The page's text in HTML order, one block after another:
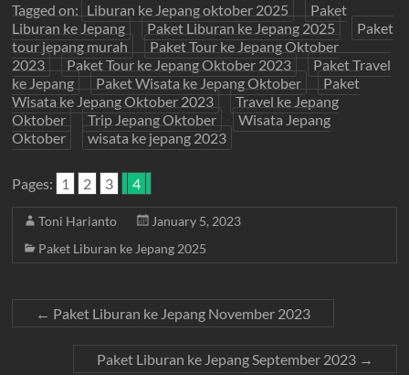
Tagged on: Liburan ke Jepang oktober 2025
Paket
Liburan ke Jepang
Paket Liburan ke Jepang 2025
Paket
tour jepang murah
Paket Tour ke Jepang Oktober
2023
Paket Tour ke Jepang Oktober 2023
Paket Travel
ke Jepang
Paket Wisata ke Jepang Oktober
Paket
Wisata ke Jepang Oktober 2023
Travel ke Jepang
Oktober
Trip Jepang Oktober
Wisata Jepang
Oktober
wisata ke jepang 2023
Pages: 1 2 3 4
Toni Harianto
January 5, 2023
Paket Liburan ke Jepang 2025
← Paket Liburan ke Jepang November 2023
Paket Liburan ke Jepang September 2023 →